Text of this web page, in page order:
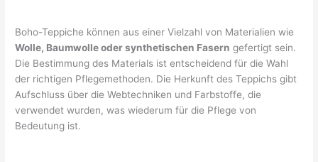
Boho-Teppiche können aus einer Vielzahl von Materialien wie
Wolle, Baumwolle oder synthetischen Fasern gefertigt sein.
Die Bestimmung des Materials ist entscheidend für die Wahl
der richtigen Pflegemethoden. Die Herkunft des Teppichs gibt
Aufschluss über die Webtechniken und Farbstoffe, die
verwendet wurden, was wiederum für die Pflege von
Bedeutung ist.